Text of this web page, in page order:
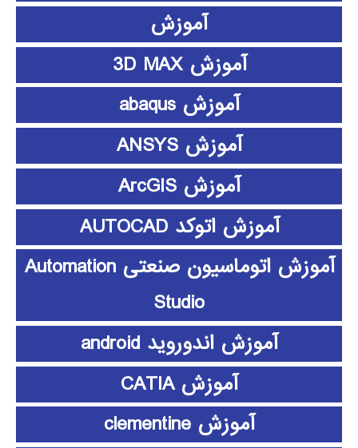
آموزش
آموزش 3D MAX
آموزش abaqus
آموزش ANSYS
آموزش ArcGIS
آموزش اتوکد AUTOCAD
آموزش اتوماسیون صنعتی Automation
Studio
آموزش اندوروید android
آموزش CATIA
آموزش clementine